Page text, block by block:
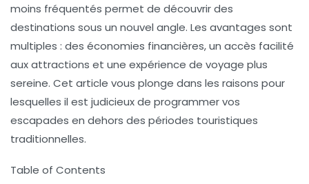
moins fréquentés permet de découvrir des
destinations sous un nouvel angle. Les avantages sont
multiples : des économies financières, un accès facilité
aux attractions et une expérience de voyage plus
sereine. Cet article vous plonge dans les raisons pour
lesquelles il est judicieux de programmer vos
escapades en dehors des périodes touristiques
traditionnelles.
Table of Contents